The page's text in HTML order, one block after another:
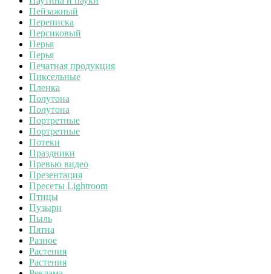
Пейзажный
Переписка
Персиковый
Перья
Перья
Печатная продукция
Пиксельные
Пленка
Полутона
Полутона
Портретные
Портретные
Потеки
Праздники
Превью видео
Презентация
Пресеты Lightroom
Птицы
Пузыри
Пыль
Пятна
Разное
Растения
Растения